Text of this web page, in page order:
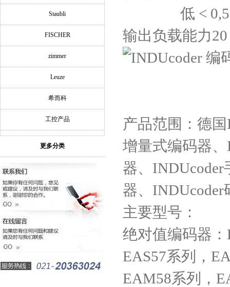
Staubli
FISCHER
zimmer
Leuze
希而科
工控产品
更多分类
低 < 0,5
输出负载能力
产品范围：德
增量式编码器
器、
器、INDUcoder
主要型号：
绝对值编码器
EAS57系列，
EAM58系列，